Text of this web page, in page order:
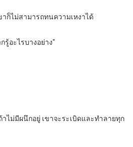
ก็ไม่สามารถทนความเหงาได้
รู้อะไรบางอย่าง”
าไม่มีผนึกอยู่ เขาจะระเบิดและทำลายทุก